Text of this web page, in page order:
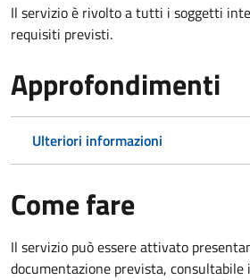
Il servizio è rivolto a tutti i soggetti
requisiti previsti.
Approfondimenti
Ulteriori informazioni
Come fare
Il servizio può essere attivato
documentazione prevista, consultabile